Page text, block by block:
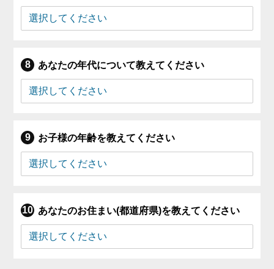
あなたの年代について教えてください
お子様の年齢を教えてください
あなたのお住まい(都道府県)を教えてください